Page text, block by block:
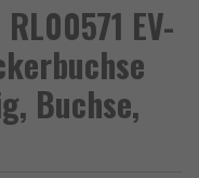
EV-
Buchse,